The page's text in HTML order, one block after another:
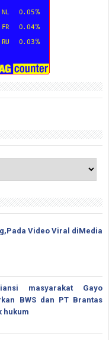
Video Viral diMedia
masyarakat Gayo
BWS dan PT Brantas
hukum